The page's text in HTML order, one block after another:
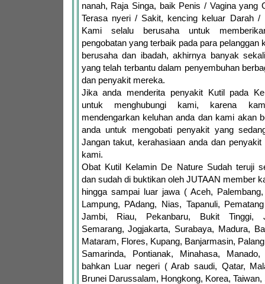
nanah, Raja Singa, baik Penis / Vagina yang
Terasa nyeri / Sakit, kencing keluar Darah /
Kami selalu berusaha untuk
pengobatan yang terbaik pada para pelanggan
berusaha dan ibadah, akhirnya banyak
yang telah terbantu dalam penyembuhan
dan penyakit mereka.
Jika anda menderita penyakit Kutil pada
untuk menghubungi kami, karena
mendengarkan keluhan anda dan kami akan
anda untuk mengobati penyakit yang
Jangan takut, kerahasiaan anda dan penyakit
kami.
Obat Kutil Kelamin De Nature Sudah teruji
dan sudah di buktikan oleh JUTAAN member
hingga sampai luar jawa ( Aceh,
Lampung, PAdang, Nias, Tapanuli,
Jambi, Riau, Pekanbaru, Bukit Tinggi,
Semarang, Jogjakarta, Surabaya, Madura,
Mataram, Flores, Kupang, Banjarmasin,
Samarinda, Pontianak, Minahasa,
bahkan Luar negeri ( Arab saudi, Qatar,
Brunei Darussalam, Hongkong, Korea, Taiwan,